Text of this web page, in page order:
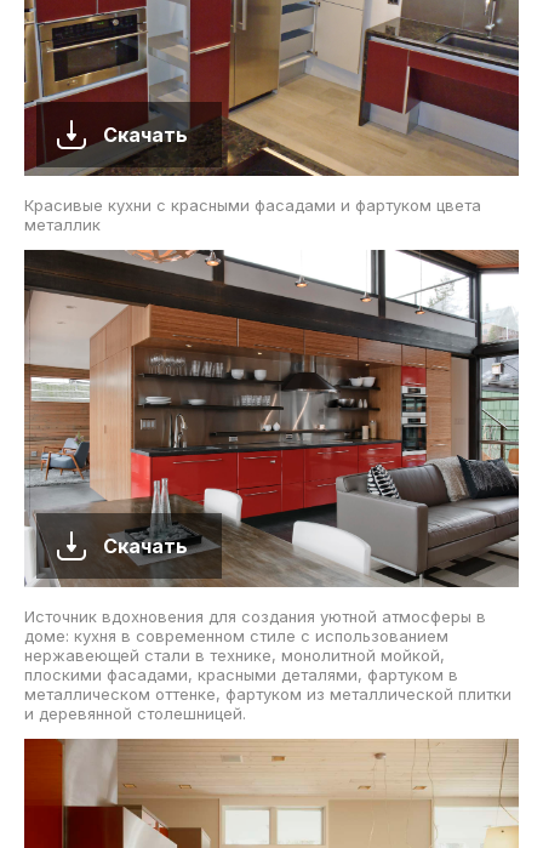
Скачать
Красивые кухни с красными фасадами и фартуком цвета
металлик
Скачать
Источник вдохновения для создания уютной атмосферы в
доме: кухня в современном стиле с использованием
нержавеющей стали в технике, монолитной мойкой,
плоскими фасадами, красными деталями, фартуком в
металлическом оттенке, фартуком из металлической плитки
и деревянной столешницей.